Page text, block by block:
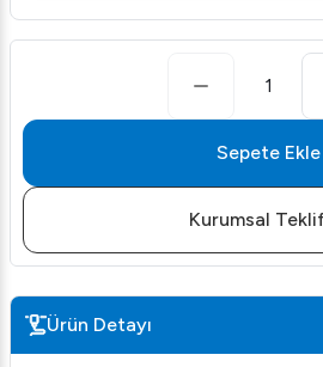
1
Sepete Ekle
Kurumsal
Ürün Detayı